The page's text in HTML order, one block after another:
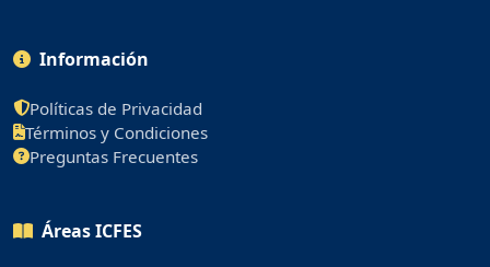
Información
Políticas de Privacidad
Términos y Condiciones
Preguntas Frecuentes
Áreas ICFES